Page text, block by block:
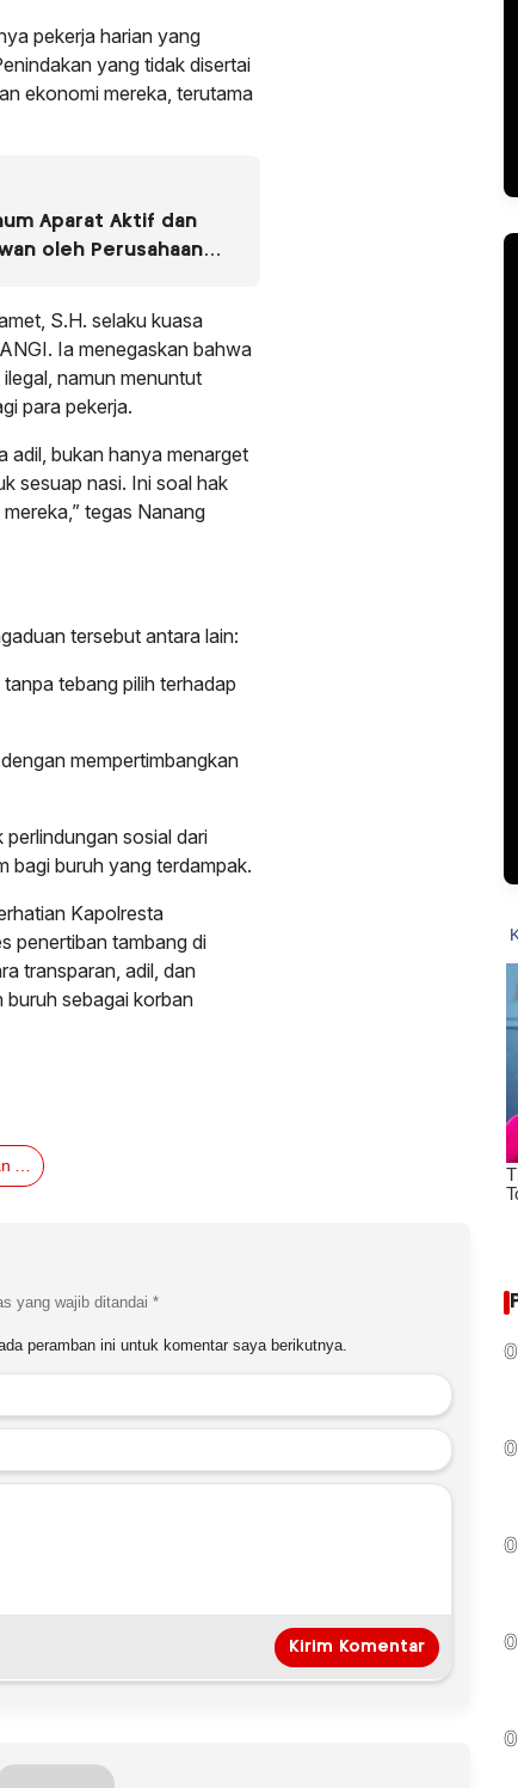
pekerja harian yang
yang tidak disertai
ekonomi mereka, terutama
Aparat Aktif dan
oleh Perusahaan
S.H. selaku kuasa
Ia menegaskan bahwa
namun menuntut
para pekerja.
adil, bukan hanya menarget
sesuap nasi. Ini soal hak
tegas Nanang
tersebut antara lain:
tebang pilih terhadap
mempertimbangkan
sosial dari
bagi buruh yang terdampak.
Kapolresta
penertiban tambang di
transparan, adil, dan
buruh sebagai korban
yang wajib ditandai *
peramban ini untuk komentar saya berikutnya.